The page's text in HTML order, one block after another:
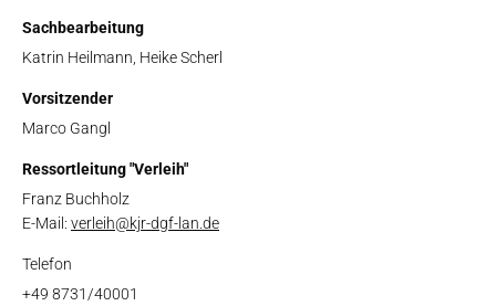
Sachbearbeitung
Katrin Heilmann, Heike Scherl
Vorsitzender
Marco Gangl
Ressortleitung "Verleih"
Franz Buchholz
E-Mail: verleih@kjr-dgf-lan.de
Telefon
+49 8731/40001